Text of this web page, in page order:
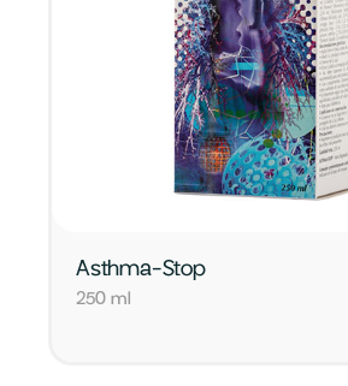
Asthma-Stop
250 ml